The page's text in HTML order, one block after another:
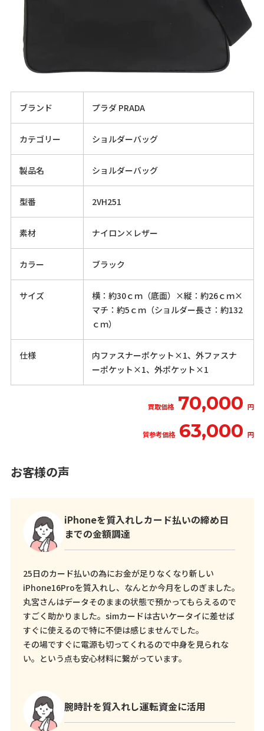
ブランド プラダ PRADA
カテゴリー ショルダーバッグ
製品名 ショルダーバッグ
型番 2VH251
素材 ナイロン×レザー
カラー ブラック
サイズ
横：約30ｃｍ（底面）×縦：約26ｃｍ×
マチ：約5ｃｍ（ショルダー長さ：約132
ｃｍ）
仕様
内ファスナーポケット×1、外ファスナ
ーポケット×1、外ポケット×1
買取価格 70,000 円
質参考価格 63,000 円
お客様の声
iPhoneを質入れしカード払いの締め日
までの金額調達
25日のカード払いの為にお金が足りなくなり新しい
iPhone16Proを質入れし、なんとか今月をしのぎました。
丸宮さんはデータそのままの状態で預かってもらえるので
すごく助かりました。simカードは古いケータイに差せば
すぐに使えるので特に不便は感じませんでした。
その場ですぐに電源も切ってくれるので中身を見られな
い。という点も安心材料に繋がっています。
腕時計を質入れし運転資金に活用